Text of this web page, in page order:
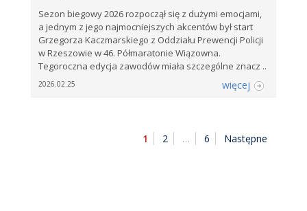
Sezon biegowy 2026 rozpoczął się z dużymi emocjami,
a jednym z jego najmocniejszych akcentów był start
Grzegorza Kaczmarskiego z Oddziału Prewencji Policji
w Rzeszowie w 46. Półmaratonie Wiązowna.
Tegoroczna edycja zawodów miała szczególne znacz ..
2026.02.25 więcej
1 2 … 6 Następne